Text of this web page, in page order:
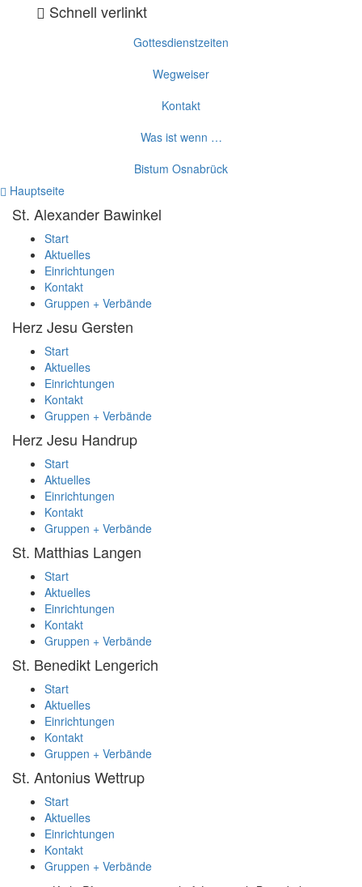
Schnell verlinkt
Gottesdienstzeiten
Wegweiser
Kontakt
Was ist wenn …
Bistum Osnabrück
Hauptseite
St. Alexander Bawinkel
Start
Aktuelles
Einrichtungen
Kontakt
Gruppen + Verbände
Herz Jesu Gersten
Start
Aktuelles
Einrichtungen
Kontakt
Gruppen + Verbände
Herz Jesu Handrup
Start
Aktuelles
Einrichtungen
Kontakt
Gruppen + Verbände
St. Matthias Langen
Start
Aktuelles
Einrichtungen
Kontakt
Gruppen + Verbände
St. Benedikt Lengerich
Start
Aktuelles
Einrichtungen
Kontakt
Gruppen + Verbände
St. AntoniusWettrup
Start
Aktuelles
Einrichtungen
Kontakt
Gruppen + Verbände